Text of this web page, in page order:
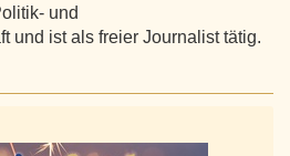
und
und ist als freier Journalist tätig.